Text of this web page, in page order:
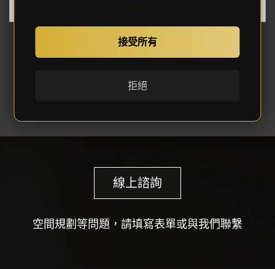
線上諮詢
空間規劃等問題，請填寫表單或與我們聯繫
接受所有
拒絕